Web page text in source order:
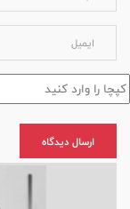
ارسال دیدگاه